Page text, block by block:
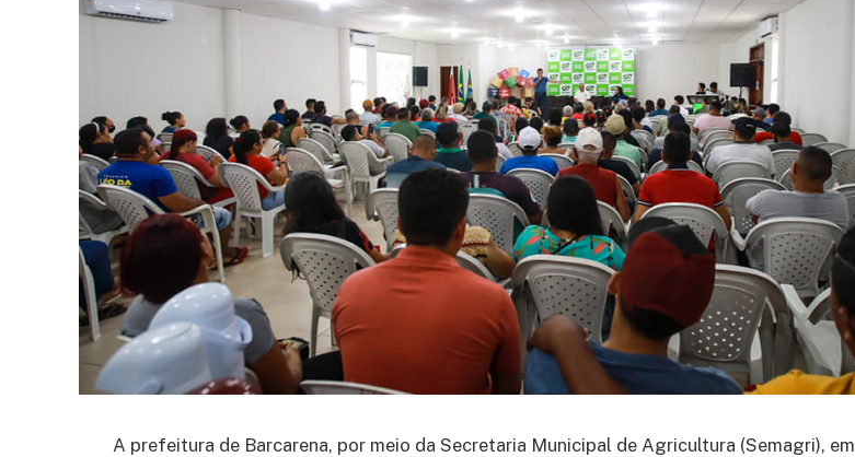
A prefeitura de Barcarena, por meio da Secretaria Municipal de Agricultura (Semagri), em